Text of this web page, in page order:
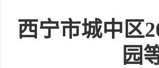
西宁市城中区
园